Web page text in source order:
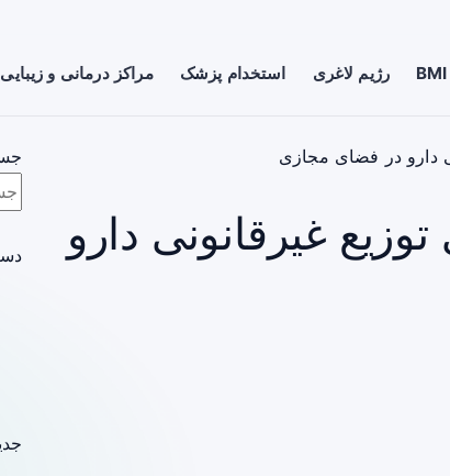
BMI رژیم لاغری استخدام پزشک مراکز درمانی و زیبایی
دارو در فضای مجازی
غیرقانونی دارو